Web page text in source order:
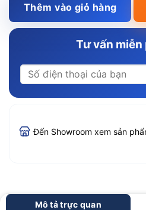
Thêm vào giỏ hàng
Tư vấn
Đến Showroom xem sản
Mô tả trực quan